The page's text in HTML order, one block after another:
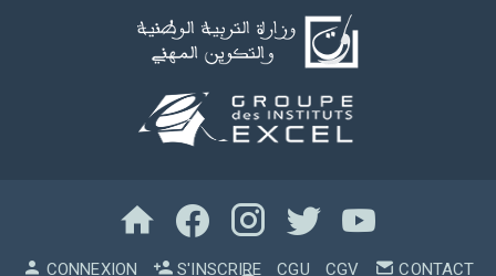
CONNEXION S'INSCRIRE CGU CGV CONTACT